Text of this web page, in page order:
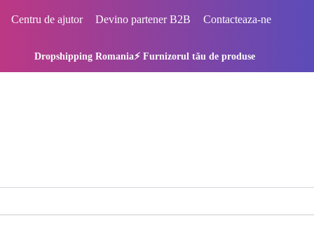
Centru de ajutor Devino partener B2B Contacteaza-ne
Dropshipping Romania⚡ Furnizorul tău de produse